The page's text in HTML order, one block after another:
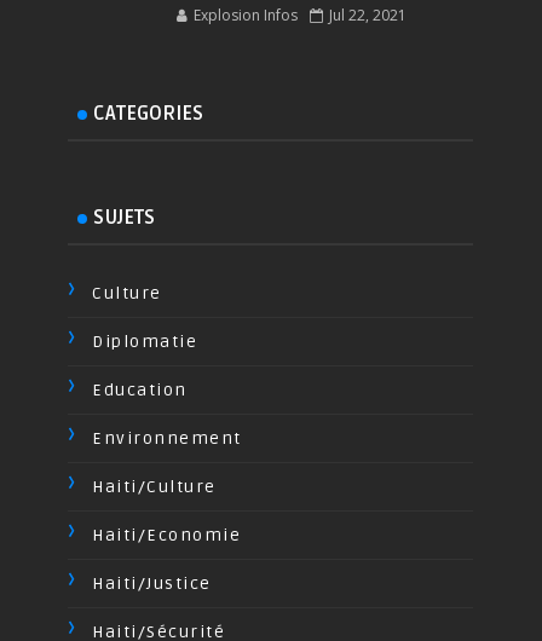
Explosion Infos Jul 22, 2021
CATEGORIES
SUJETS
Culture
Diplomatie
Education
Environnement
Haiti/Culture
Haiti/Economie
Haiti/Justice
Haiti/Sécurité